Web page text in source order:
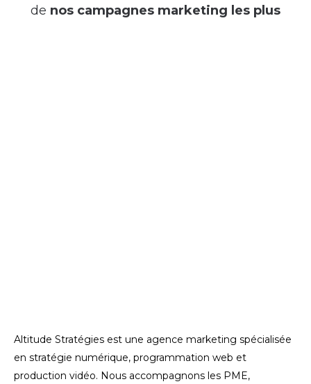
de nos campagnes marketing les plus
Altitude Stratégies est une agence marketing spécialisée
en stratégie numérique, programmation web et
production vidéo. Nous accompagnons les PME,